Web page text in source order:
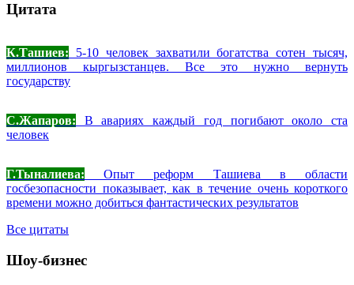
Цитата
К.Ташиев: 5-10 человек захватили богатства сотен тысяч,
миллионов кыргызстанцев. Все это нужно вернуть
государству
С.Жапаров: В авариях каждый год погибают около ста
человек
Г.Тыналиева: Опыт реформ Ташиева в области
госбезопасности показывает, как в течение очень короткого
времени можно добиться фантастических результатов
Все цитаты
Шоу-бизнес